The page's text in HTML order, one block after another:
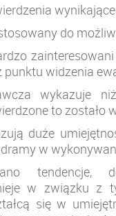
do
widzenia
wykazuje
to zostało
duże
w
w związku z
się w